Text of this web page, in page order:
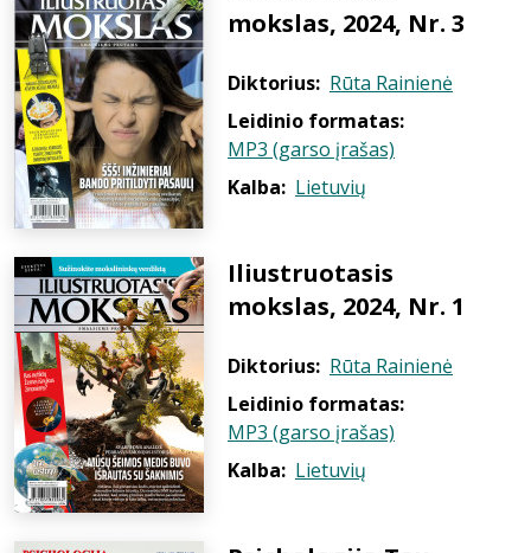
mokslas, 2024, Nr. 3
Diktorius: Rūta Rainienė
Leidinio formatas:
MP3 (garso įrašas)
Kalba: Lietuvių
Iliustruotasis
mokslas, 2024, Nr. 1
Diktorius: Rūta Rainienė
Leidinio formatas:
MP3 (garso įrašas)
Kalba: Lietuvių